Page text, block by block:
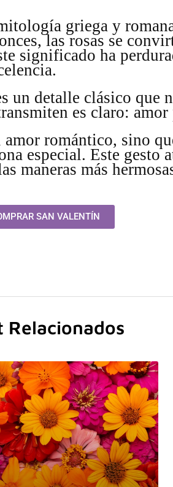
griega y
las rosas se
significado ha
un detalle clásico que
es claro:
romántico, sino
especial. Este gesto
maneras más
SAN VALENTÍN
Relacionados